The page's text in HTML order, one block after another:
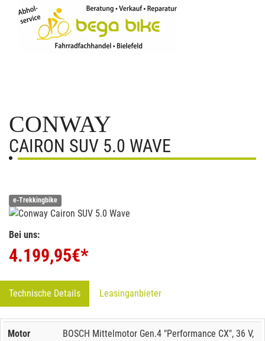
CONWAY
CAIRON SUV 5.0 WAVE
e-Trekkingbike
Bei uns:
4.199,95€*
Technische Details Leasinganbieter
Motor
BOSCH Mittelmotor Gen.4 "Performance CX", 36 V,